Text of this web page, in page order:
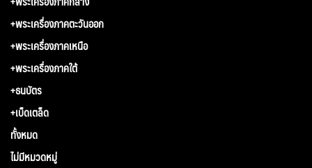
+พระเครื่องภาคตะวันออก
+พระเครื่องภาคเหนือ
+พระเครื่องภาคใต้
+ธนบัตร
+เบ็ดเตล็ด
ทั้งหมด
ไม่มีหมวดหมู่